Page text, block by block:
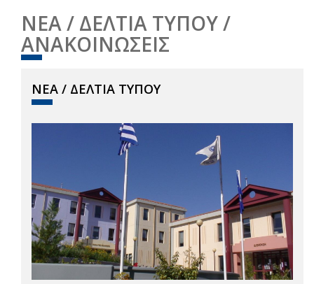
ΝΕΑ / ΔΕΛΤΙΑ ΤΥΠΟΥ /
ΑΝΑΚΟΙΝΩΣΕΙΣ
ΝΕΑ / ΔΕΛΤΙΑ ΤΥΠΟΥ